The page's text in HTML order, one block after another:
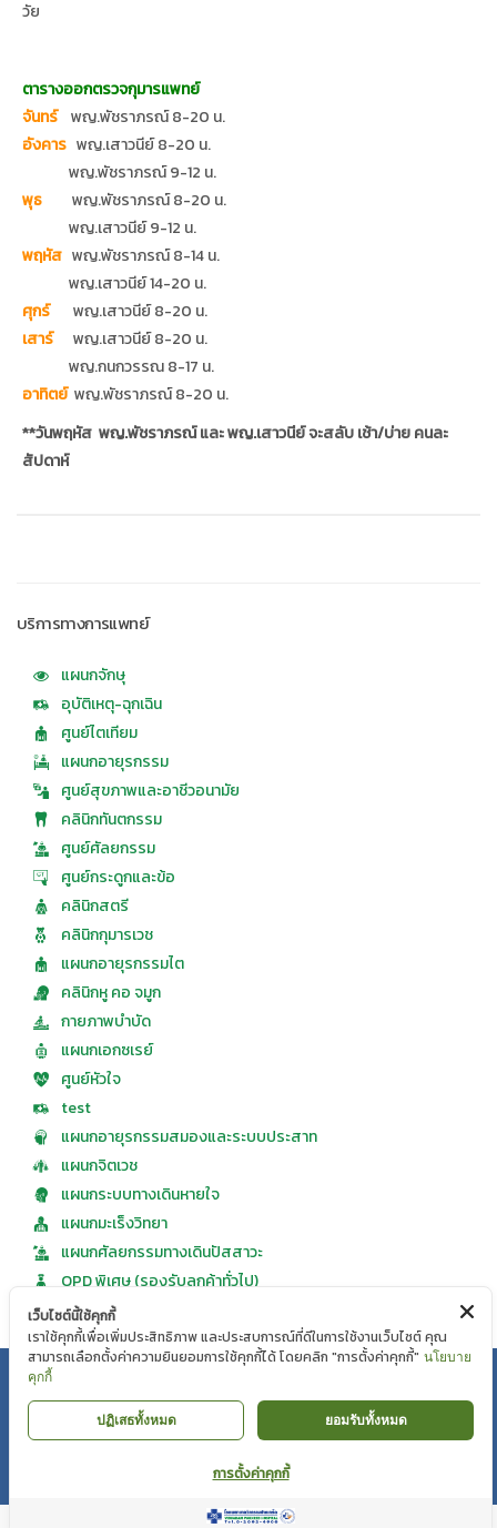
จันทร์​
พุธ​พญ.พัช​ราภรณ์​ 8-20​ น.
พญ.เสาวนีย์​ 9-12​ น.
พฤหัส​ พญ.พัช​ราภรณ์​ 8-14 น.
พญ.เสาวนีย์​ 14-2​0 น.
ศุกร์​
พญ.เสาวนีย์​ 8-2​0 น.
พญ.เสาวนีย์​ 8-20​ น.
พญ.กนกวรรณ​ 8-17​ น.
อาทิตย์​พญ.พัช​ราภรณ์​ 8-20​ น.
**วันพฤหัส​ พญ.พัช​ราภรณ์​ และ​ พญ.เสาวนีย์​ จะสลับ​ เช้า/บ่าย​ คนละ
ศูนย์ไตเทียม
ศูนย์สุขภาพและอาชีวอนามัย
คลินิกทันตกรรม
ศูนย์ศัลยกรรม
ศูนย์กระดูกและข้อ
คลินิกสตรี
คลินิกกุมารเวช
แผนกอายุรกรรมไต
คลินิกหู คอ จมูก
กายภาพบำบัด
แผนกเอกซเรย์
ศูนย์หัวใจ
test
แผนกอายุรกรรมสมองและระบบประสาท
แผนกจิตเวช
แผนกระบบทางเดินหายใจ
แผนกมะเร็งวิทยา
แผนกศัลยกรรมทางเดินปัสสาวะ
OPD พิเศษ (รองรับลูกค้าทั่วไป)
นโยบายความเป็นส่วนตัว
Copyright © Mahaesak Hospital 2018 by VIBHARAM GROUP |
WEBMAIL
เว็บไซต์นี้ใช้คุกกี้
เราใช้คุกกี้เพื่อเพิ่มประสิทธิภาพ และประสบการณ์ที่ดีในการใช้งานเว็บไซต์ คุณ
สามารถเลือกตั้งค่าความยินยอมการใช้คุกกี้ได้ โดยคลิก "การตั้งค่าคุกกี้" นโยบาย
คุกกี้
ปฏิเสธทั้งหมด ยอมรับทั้งหมด
การตั้งค่าคุกกี้